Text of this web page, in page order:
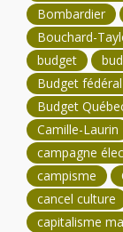
Bombardier
Bouchard-
budget
Budget
Budget
Camille-Laurin
campagne
campisme
cancel culture
capitalisme